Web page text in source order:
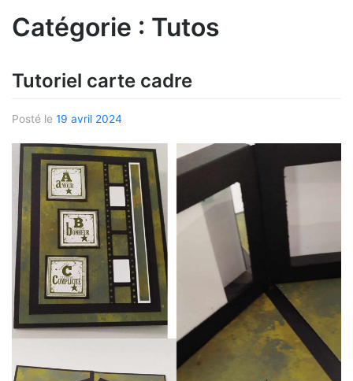
Catégorie : Tutos
Tutoriel carte cadre
Posté le 19 avril 2024